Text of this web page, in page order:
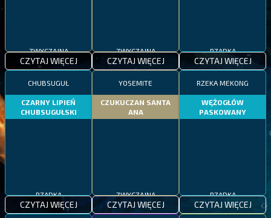
ZWYCZAJNA
CZYTAJ WIĘCEJ
ZWYCZAJNA
CZYTAJ WIĘCEJ
RZADKA
CZYTAJ WIĘCEJ
CHUBSUGUŁ
CZARNY LIPIEŃ
CHUBSUGUŁSKI
RZADKA
CZYTAJ WIĘCEJ
YOSEMITE
CZUKUCZAN SANTA
ANA
ZWYCZAJNA
CZYTAJ WIĘCEJ
RZEKA MEKONG
WĘŻOGŁÓW
PASKOWANY
RZADKA
CZYTAJ WIĘCEJ